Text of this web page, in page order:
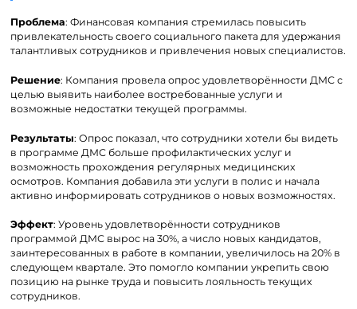
Проблема: Финансовая компания стремилась повысить
привлекательность своего социального пакета для удержания
талантливых сотрудников и привлечения новых специалистов.
Решение: Компания провела опрос удовлетворённости ДМС с
целью выявить наиболее востребованные услуги и
возможные недостатки текущей программы.
Результаты: Опрос показал, что сотрудники хотели бы видеть
в программе ДМС больше профилактических услуг и
возможность прохождения регулярных медицинских
осмотров. Компания добавила эти услуги в полис и начала
активно информировать сотрудников о новых возможностях.
Эффект: Уровень удовлетворённости сотрудников
программой ДМС вырос на 30%, а число новых кандидатов,
заинтересованных в работе в компании, увеличилось на 20% в
следующем квартале. Это помогло компании укрепить свою
позицию на рынке труда и повысить лояльность текущих
сотрудников.